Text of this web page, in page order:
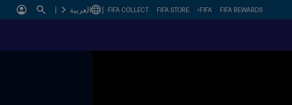
FIFA REWARDS
FIFA+
FIFA STORE
FIFA COLLECT العربية